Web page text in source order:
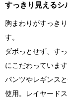
すっきり見えるシ
胸まわりがすっき
す。
ダボっとせず、す
にこだわっています
パンツやレギンス
使用。レイヤード